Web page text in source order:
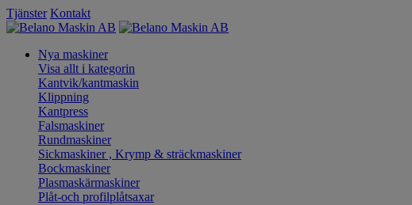
Tjänster Kontakt
Nya maskiner
Visa allt i kategorin
Kantvik/kantmaskin
Klippning
Kantpress
Falsmaskiner
Rundmaskiner
Sickmaskiner , Krymp & sträckmaskiner
Bockmaskiner
Plasmaskärmaskiner
Plåt-och profilplåtsaxar